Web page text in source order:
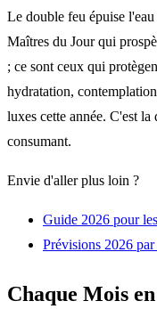
Le double feu épuise
Maîtres du Jour qui
; ce sont ceux qui
hydratation,
luxes cette année. C'est
consumant.
Envie d'aller plus loin ?
Guide 2026 pour
Prévisions 2026
Chaque Mois